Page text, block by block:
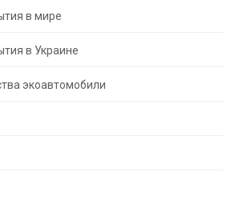
в мире
в Украине
экоавтомобили